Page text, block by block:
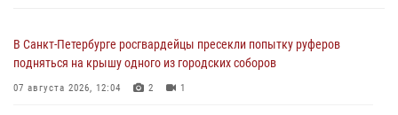
В Санкт-Петербурге росгвардейцы пресекли попытку руферов
подняться на крышу одного из городских соборов
07 августа 2026, 12:04 2 1